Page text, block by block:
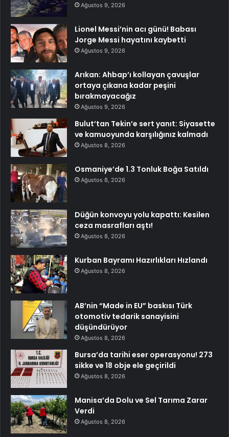
Ağustos 9, 2026
Lionel Messi’nin acı günü! Babası
Jorge Messi hayatını kaybetti
Ağustos 9, 2026
Arıkan: Ahbap’ı kollayan çavuşlar
ortaya çıkana kadar peşini
bırakmayacağız
Ağustos 9, 2026
Bulut’tan Tekin’e sert yanıt: Siyasette
ve kamuoyunda karşılığınız kalmadı
Ağustos 8, 2026
Osmaniye’de 1.3 Tonluk Boğa Satıldı
Ağustos 8, 2026
Düğün konvoyu yolu kapattı: Kesilen
ceza masrafları aştı!
Ağustos 8, 2026
Kurban Bayramı Hazırlıkları Hızlandı
Ağustos 8, 2026
AB’nin “Made in EU” baskısı Türk
otomotiv tedarik sanayisini
düşündürüyor
Ağustos 8, 2026
Bursa’da tarihi eser operasyonu! 273
sikke ve 18 obje ele geçirildi
Ağustos 8, 2026
Manisa’da Dolu ve Sel Tarıma Zarar
Verdi
Ağustos 8, 2026